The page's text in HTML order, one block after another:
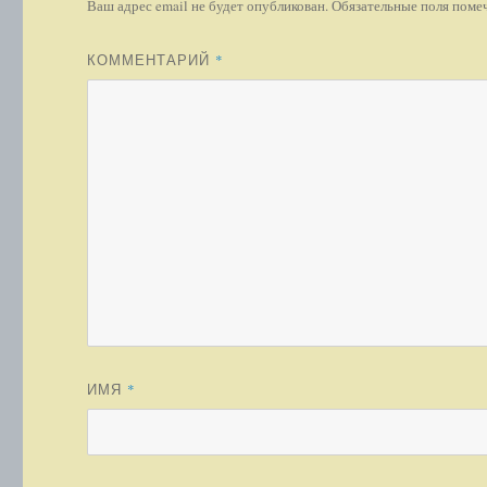
Ваш адрес email не будет опубликован.Обязательные поля
КОММЕНТАРИЙ *
ИМЯ *